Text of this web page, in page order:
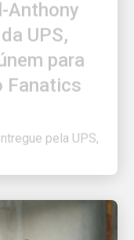
UPS,
para
Fanatics
pela UPS,